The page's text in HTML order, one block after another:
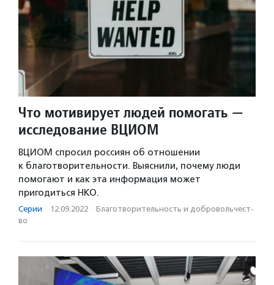
Что мотивирует людей помогать —
исследование ВЦИОМ
ВЦИОМ спросил россиян об отношении
к благотворительности. Выяснили, почему люди
помогают и как эта информация может
пригодиться НКО.
Серии · 12.09.2022 · Благотвори­тель­ность и доброволь­чест­
во